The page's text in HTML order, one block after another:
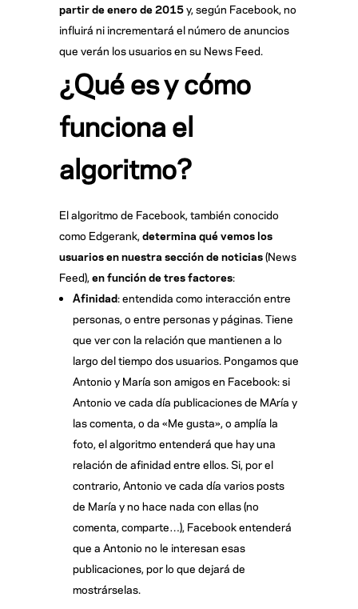
partir de enero de 2015y, según Facebook, no
influirá ni incrementará el número de anuncios
que verán los usuarios en su News Feed.
¿Qué es y cómo
funciona el
algoritmo?
El algoritmo de Facebook, también conocido
como Edgerank,determina qué vemos los
usuarios en nuestra sección de noticias(News
Feed),en función de tres factores:
Afinidad: entendida como interacción entre
personas, o entre personas y páginas. Tiene
que ver con la relación que mantienen a lo
largo del tiempo dos usuarios. Pongamos que
Antonio y María son amigos en Facebook: si
Antonio ve cada día publicaciones de MAría y
las comenta, o da «Me gusta», o amplía la
foto, el algoritmo entenderá que hay una
relación de afinidad entre ellos. Si, por el
contrario, Antonio ve cada día varios posts
de María y no hace nada con ellas (no
comenta, comparte…), Facebook entenderá
que a Antonio no le interesan esas
publicaciones, por lo que dejará de
mostrárselas.